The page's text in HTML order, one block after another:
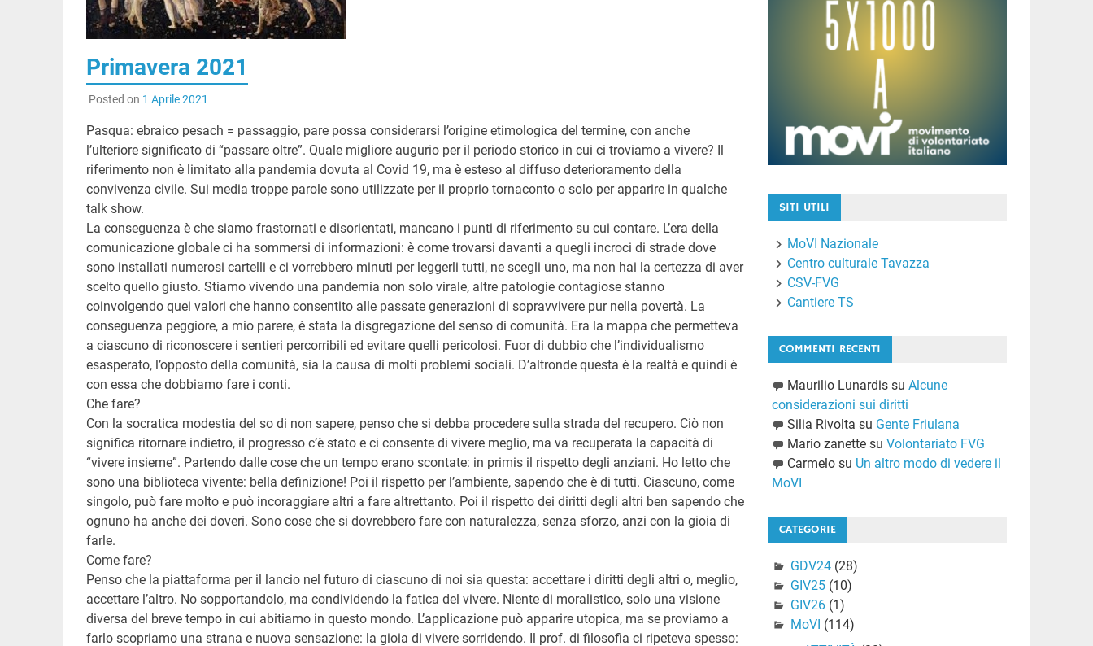
Primavera 2021
Posted on 1 Aprile 2021
Pasqua: ebraico pesach = passaggio, pare possa considerarsi l’origine etimologica del termine, con anche
l’ulteriore significato di “passare oltre”. Quale migliore augurio per il periodo storico in cui ci troviamo a vivere? Il
riferimento non è limitato alla pandemia dovuta al Covid 19, ma è esteso al diffuso deterioramento della
convivenza civile. Sui media troppe parole sono utilizzate per il proprio tornaconto o solo per apparire in qualche
talk show.
La conseguenza è che siamo frastornati e disorientati, mancano i punti di riferimento su cui contare. L’era della
comunicazione globale ci ha sommersi di informazioni: è come trovarsi davanti a quegli incroci di strade dove
sono installati numerosi cartelli e ci vorrebbero minuti per leggerli tutti, ne scegli uno, ma non hai la certezza di aver
scelto quello giusto. Stiamo vivendo una pandemia non solo virale, altre patologie contagiose stanno
coinvolgendo quei valori che hanno consentito alle passate generazioni di sopravvivere pur nella povertà. La
conseguenza peggiore, a mio parere, è stata la disgregazione del senso di comunità. Era la mappa che permetteva
a ciascuno di riconoscere i sentieri percorribili ed evitare quelli pericolosi. Fuor di dubbio che l’individualismo
esasperato, l’opposto della comunità, sia la causa di molti problemi sociali. D’altronde questa è la realtà e quindi è
con essa che dobbiamo fare i conti.
Che fare?
Con la socratica modestia del so di non sapere, penso che si debba procedere sulla strada del recupero. Ciò non
significa ritornare indietro, il progresso c’è stato e ci consente di vivere meglio, ma va recuperata la capacità di
“vivere insieme”. Partendo dalle cose che un tempo erano scontate: in primis il rispetto degli anziani. Ho letto che
sono una biblioteca vivente: bella definizione! Poi il rispetto per l’ambiente, sapendo che è di tutti. Ciascuno, come
singolo, può fare molto e può incoraggiare altri a fare altrettanto. Poi il rispetto dei diritti degli altri ben sapendo che
ognuno ha anche dei doveri. Sono cose che si dovrebbero fare con naturalezza, senza sforzo, anzi con la gioia di
farle.
Come fare?
Penso che la piattaforma per il lancio nel futuro di ciascuno di noi sia questa: accettare i diritti degli altri o, meglio,
accettare l’altro. No sopportandolo, ma condividendo la fatica del vivere. Niente di moralistico, solo una visione
diversa del breve tempo in cui abitiamo in questo mondo. L’applicazione può apparire utopica, ma se proviamo a
farlo scopriamo una strana e nuova sensazione: la gioia di vivere sorridendo. Il prof. di filosofia ci ripeteva spesso:
SITI UTILI
MoVI Nazionale
Centro culturale Tavazza
CSV-FVG
Cantiere TS
COMMENTI RECENTI
Maurilio Lunardissu Alcune
considerazioni sui diritti
Silia Rivolta su Gente Friulana
Mario zanettesu Volontariato FVG
Carmelosu Un altro modo di vedere il
MoVI
CATEGORIE
GDV24(28)
GIV25(10)
GIV26(1)
MoVI (114)